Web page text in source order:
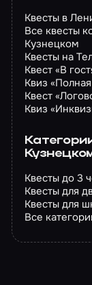
Квесты в
Все квесты
Кузнецком
Квесты на
Квест «В
Квиз
Квест
Квиз
Квесты до 3
Квесты для
Квесты для
Все